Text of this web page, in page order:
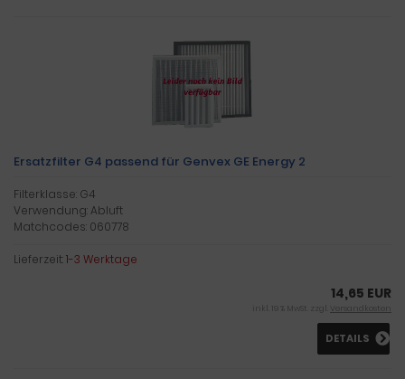
Ersatzfilter G4 passend für Genvex GE Energy 2
Filterklasse: G4
Verwendung: Abluft
Matchcodes: 060778
Lieferzeit:1-3 Werktage
14,65 EUR
inkl. 19 % MwSt. zzgl. Versandkosten
DETAILS